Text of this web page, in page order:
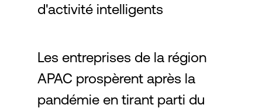
Connexion
d'activité intelligents
Les entreprises de la région
APAC prospèrent après la
pandémie en tirant parti du